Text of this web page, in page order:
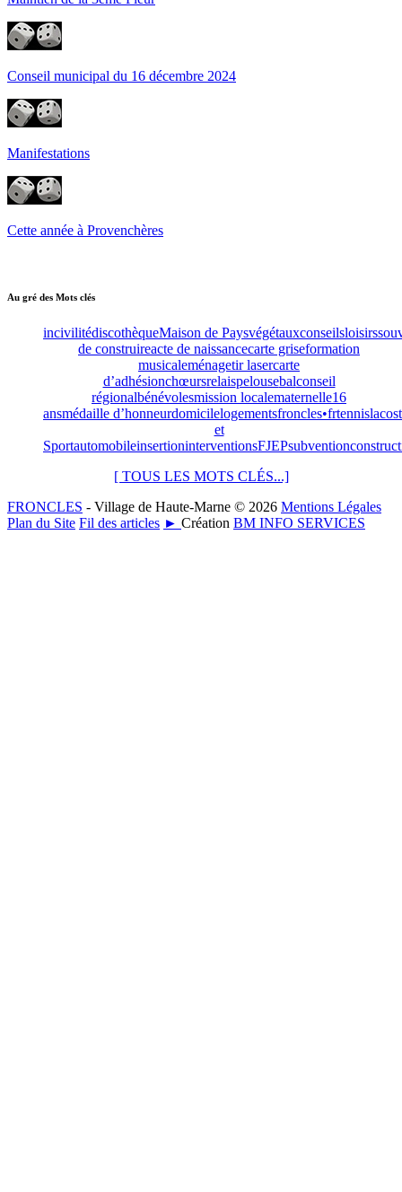
Conseil municipal du 16 décembre 2024
Manifestations
Cette année à Provenchères
Au gré des Mots clés
incivilitédiscothèqueMaison de Paysvégétauxconseilsloisirs
de construireacte de naissancecarte griseformation
musicaleménagetir lasercarte
d’adhésionchœursrelaispelousebalconseil
régionalbénévolesmission localematernelle16
ansmédaille d’honneurdomicilelogementsfroncles•frtennis
et
SportautomobileinsertioninterventionsFJEPsubvention
[ TOUS LES MOTS CLÉS...]
FRONCLES - Village de Haute-Marne © 2026 Mentions Légales
Plan du Site Fil des articles ► Création BM INFO SERVICES